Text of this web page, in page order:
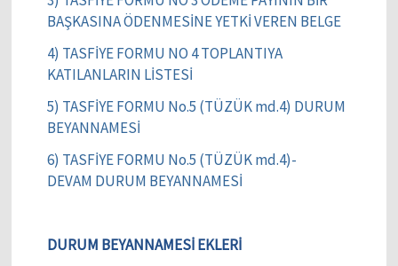
BAŞKASINA ÖDENMESİNE YETKİ VEREN BELGE
4) TASFİYE FORMU NO 4 TOPLANTIYA
KATILANLARIN LİSTESİ
5) TASFİYE FORMU No.5 (TÜZÜK md.4) DURUM
BEYANNAMESİ
6) TASFİYE FORMU No.5 (TÜZÜK md.4)-
DEVAM DURUM BEYANNAMESİ
DURUM BEYANNAMESİ EKLERİ